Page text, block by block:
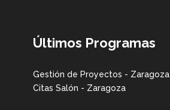
Últimos Programas
Gestión de Proyectos - Zaragoza
Citas Salón - Zaragoza